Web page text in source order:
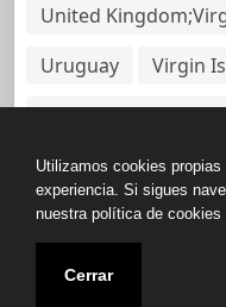
United
Uruguay
Virgin
Virgin Islands,
Copyright
Utilizamos cookies
experiencia. Si sigues
nuestra política de cookies
Cerrar